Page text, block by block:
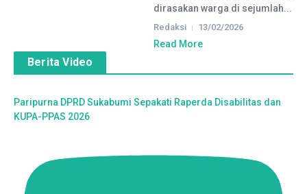
dirasakan warga di sejumlah...
Redaksi 13/02/2026
Read More
Berita Video
Paripurna DPRD Sukabumi Sepakati Raperda Disabilitas dan
KUPA-PPAS 2026